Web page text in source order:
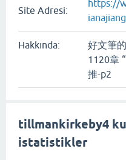
Site Adresi:
https://
Hakkında:
好文筆
1120章
推-p2
tillmankirkeby4
istatistikler